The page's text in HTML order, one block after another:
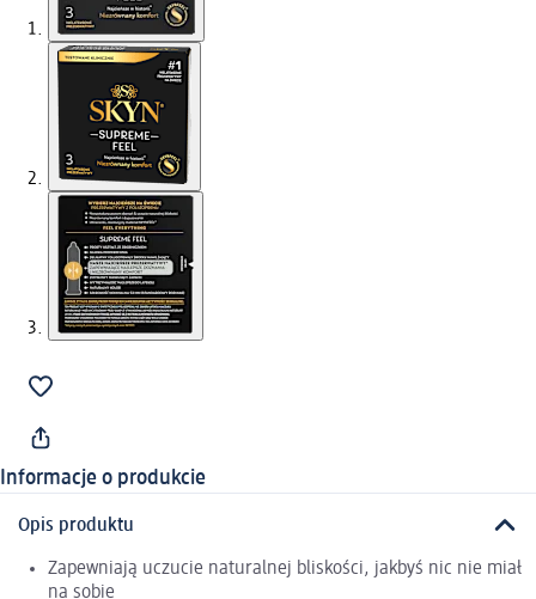
Informacje o produkcie
Opis produktu
Zapewniają uczucie naturalnej bliskości, jakbyś nic nie miał
na sobie